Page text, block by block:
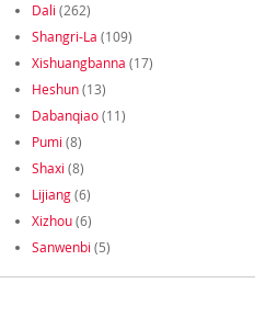
Dali (262)
Shangri-La (109)
Xishuangbanna (17)
Heshun(13)
Dabanqiao(11)
Pumi (8)
Shaxi (8)
Lijiang(6)
Xizhou(6)
Sanwenbi (5)